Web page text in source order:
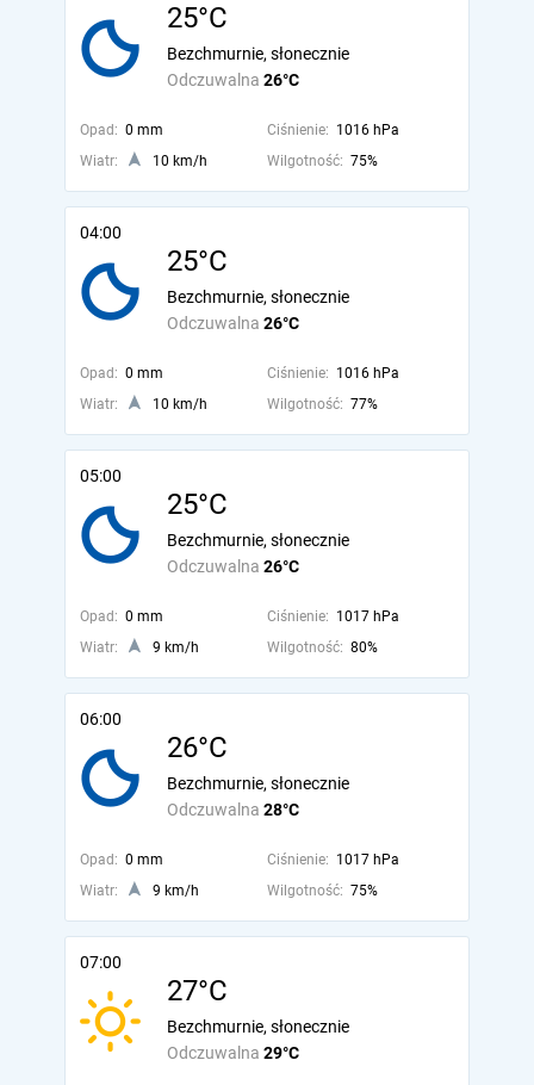
25°C
Odczuwalna 26°C
Bezchmurnie, słonecznie
Opad: 0 mm Ciśnienie: 1016 hPa
Wiatr:
10 km/h Wilgotność: 75%
04:00
25°C
Odczuwalna 26°C
Bezchmurnie, słonecznie
Opad: 0 mm Ciśnienie: 1016 hPa
Wiatr:
10 km/h Wilgotność: 77%
05:00
25°C
Odczuwalna 26°C
Bezchmurnie, słonecznie
Opad: 0 mm Ciśnienie: 1017 hPa
Wiatr:
9 km/h Wilgotność: 80%
06:00
26°C
Odczuwalna 28°C
Bezchmurnie, słonecznie
Opad: 0 mm Ciśnienie: 1017 hPa
Wiatr:
9 km/h Wilgotność: 75%
07:00
27°C
Odczuwalna 29°C
Bezchmurnie, słonecznie